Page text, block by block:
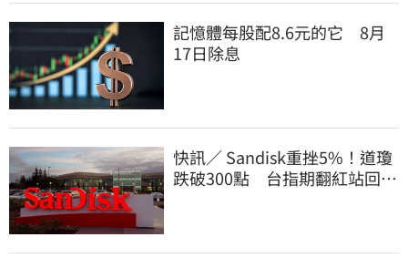
記憶體每股配8.6元的它 8月
17日除息
快訊／ Sandisk重挫5%！道瓊
跌破300點 台指期翻紅站回